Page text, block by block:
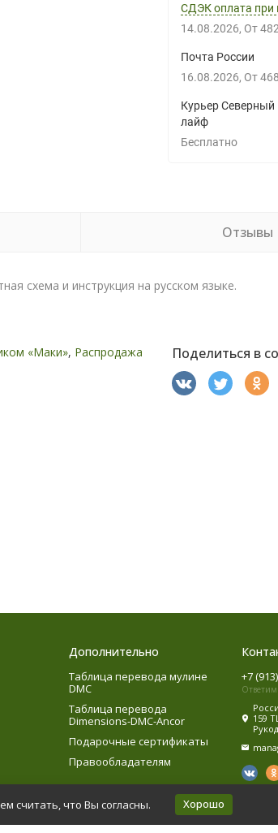
СДЭК оплата при
14.08.2026 От
Почта России
16.08.2026 От
Курьер
лайф
Бесплатно
Отзывы
схема и инструкция на русском языке.
«Маки», Распродажа Поделиться в
Дополнительно
Таблица перевода мулине
DMC
Таблица перевода
Dimensions-DMC-Ancor
Подарочные сертификаты
Правообладателям
+7
Ответим
159
считать, что Вы согласны. Хорошо